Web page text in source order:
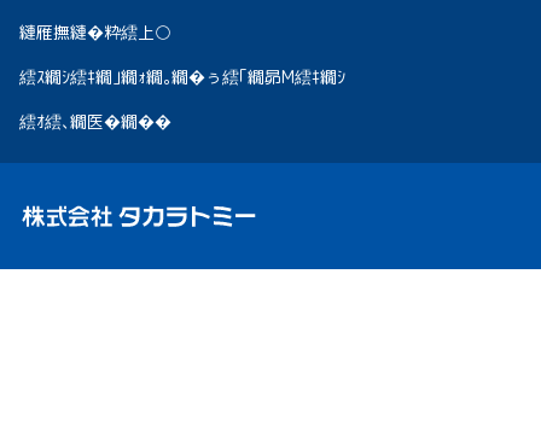
縺雁撫縺�粋繧上○
繧ｽ繝ｼ繧ｷ繝｣繝ｫ繝｡繝�ぅ繧｢繝昴Μ繧ｷ繝ｼ
繧ｵ繧､繝医�繝��